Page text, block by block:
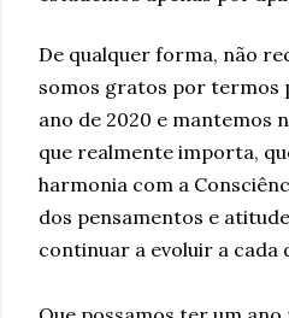
De qualquer forma, não
somos gratos por termos
ano de 2020 e mantemos
que realmente importa,
harmonia com a
dos pensamentos e
continuar a evoluir a cada